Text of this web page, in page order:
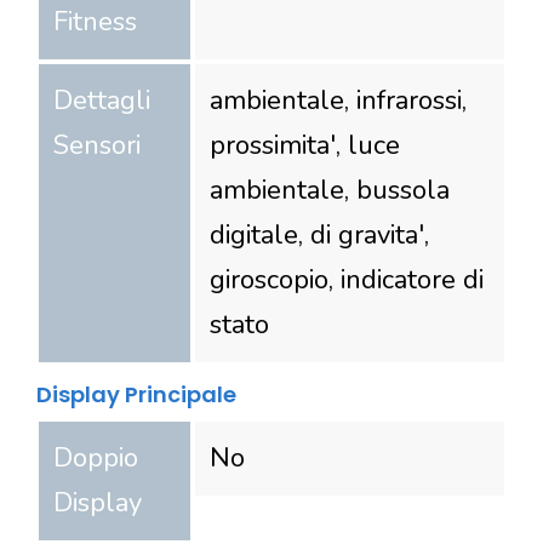
Fitness
Dettagli
Sensori
ambientale, infrarossi,
prossimita', luce
ambientale, bussola
digitale, di gravita',
giroscopio, indicatore di
stato
Display Principale
Doppio
Display
No